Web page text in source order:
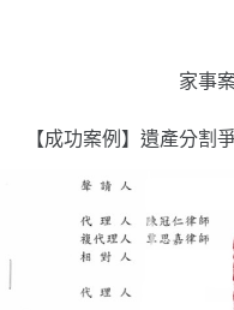
家事
【成功案例】遺產分割